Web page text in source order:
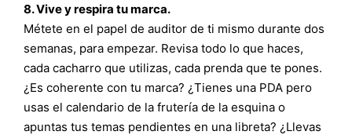
8. Vive y respira tu marca.
Métete en el papel de auditor de ti mismo durante dos
semanas, para empezar. Revisa todo lo que haces,
cada cacharro que utilizas, cada prenda que te pones.
¿Es coherente con tu marca? ¿Tienes una PDA pero
usas el calendario de la frutería de la esquina o
apuntas tus temas pendientes en una libreta? ¿Llevas